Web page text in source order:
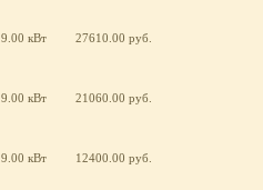
9.00 кВт 27610.00 руб.
9.00 кВт 21060.00 руб.
9.00 кВт 12400.00 руб.